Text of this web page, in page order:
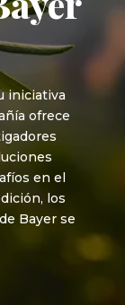
iniciativa
ofrece
en el
los
Bayer se